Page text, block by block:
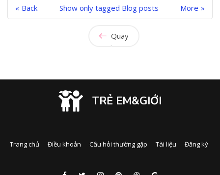
Back More
Show only tagged Blog posts
Quay
lại
TRẺ EM&GIỚI
Trang chủ Điều khoản Câu hỏi thường gặp Tài liệu Đăng ký